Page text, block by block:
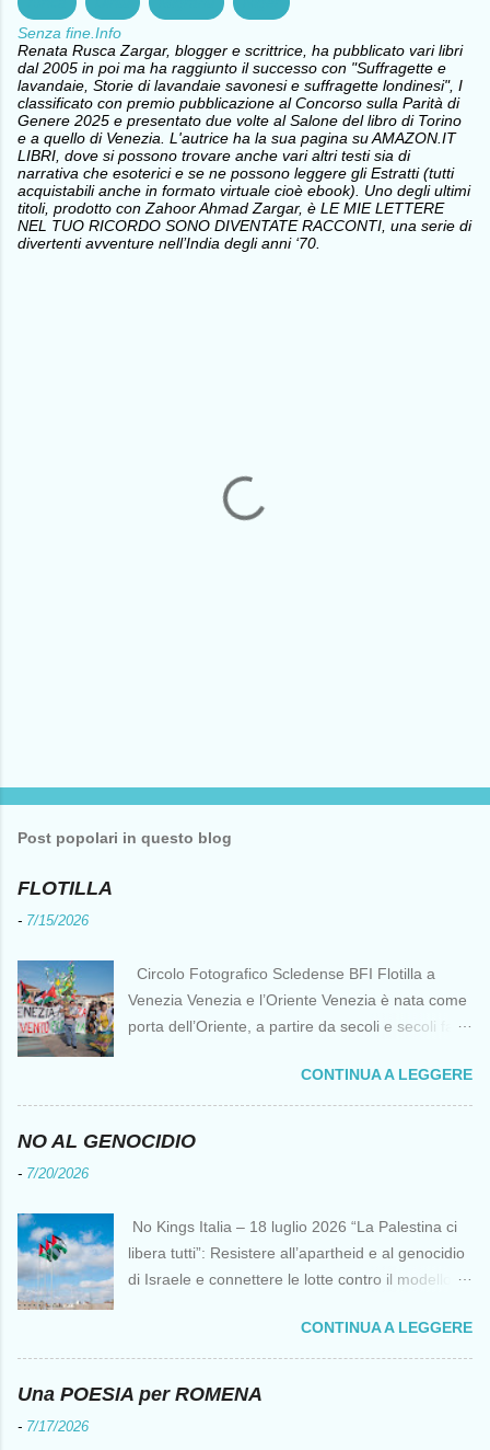
Senza fine.Info
Renata Rusca Zargar, blogger e scrittrice, ha pubblicato vari libri
dal 2005 in poi ma ha raggiunto il successo con "Suffragette e
lavandaie, Storie di lavandaie savonesi e suffragette londinesi", I
classificato con premio pubblicazione al Concorso sulla Parità di
Genere 2025 e presentato due volte al Salone del libro di Torino
e a quello di Venezia. L'autrice ha la sua pagina su AMAZON.IT
LIBRI, dove si possono trovare anche vari altri testi sia di
narrativa che esoterici e se ne possono leggere gli Estratti (tutti
acquistabili anche in formato virtuale cioè ebook). Uno degli ultimi
titoli, prodotto con Zahoor Ahmad Zargar, è LE MIE LETTERE
NEL TUO RICORDO SONO DIVENTATE RACCONTI, una serie di
divertenti avventure nell’India degli anni ‘70.
Post popolari in questo blog
FLOTILLA
- 7/15/2026
Circolo Fotografico Scledense BFI Flotilla a
Venezia Venezia e l’Oriente Venezia è nata come
porta dell’Oriente, a partire da secoli e secoli fa ai
di cantierizzazione veneziane divennero preziose
per tutti i crociati diretti a Gerusalemme. Proprio
le crociate fornirono ai veneziani l’occasione per
del Duecento. Dal XIII al XV secolo Venezia
continuò ad avere un ruolo fondamentale nei
rapporti tra l’Europa e l’Oriente, ruolo che si
nemiche più battagliere di Venezia. FLOTILLA Un
CONTINUA A LEGGERE
NO AL GENOCIDIO
- 7/20/2026
No Kings Italia – 18 luglio 2026 “La Palestina ci
libera tutti”: Resistere all’apartheid e al genocidio
di Israele e connettere le lotte contro il modello
Bandiere palestinesi presso il Mausoleo di Yasser
Arafat alla Muqata'a La “totale impunità ” di
Israele ha dato inizio a un’“era del diritto del più
forte ” senza precedenti da decenni,
CONTINUA A LEGGERE
Una POESIA per ROMENA
- 7/17/2026